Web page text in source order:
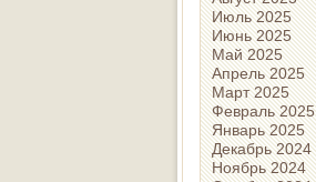
Июль 2025
Июнь 2025
Май 2025
Апрель 2025
Март 2025
Февраль 2025
Январь 2025
Декабрь 2024
Ноябрь 2024